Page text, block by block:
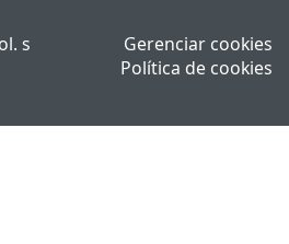
s
Gerenciar cookies
Política de cookies